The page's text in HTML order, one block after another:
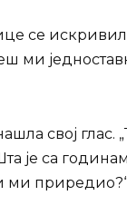
се
ми
свој глас.
је са
ми